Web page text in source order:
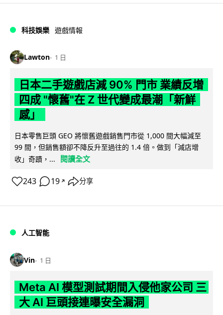
科技娛樂 遊戲情報
Lawton 1 日
日本二手遊戲店減 90% 門市 業績反增
四成 "懷舊"在 Z 世代變成最潮「新鮮
感」
日本零售巨頭 GEO 將懷舊遊戲銷售門市從 1,000 間大幅減至
99 間，但銷售額卻不降反升至過往的 1.4 倍。做到「減店增
收」奇蹟，...
閱讀全文
243 19 ↗ 分享
人工智能
Vin 1 日
Meta AI 模型測試期間入侵他家公司 三
大 AI 巨頭接連曝安全漏洞